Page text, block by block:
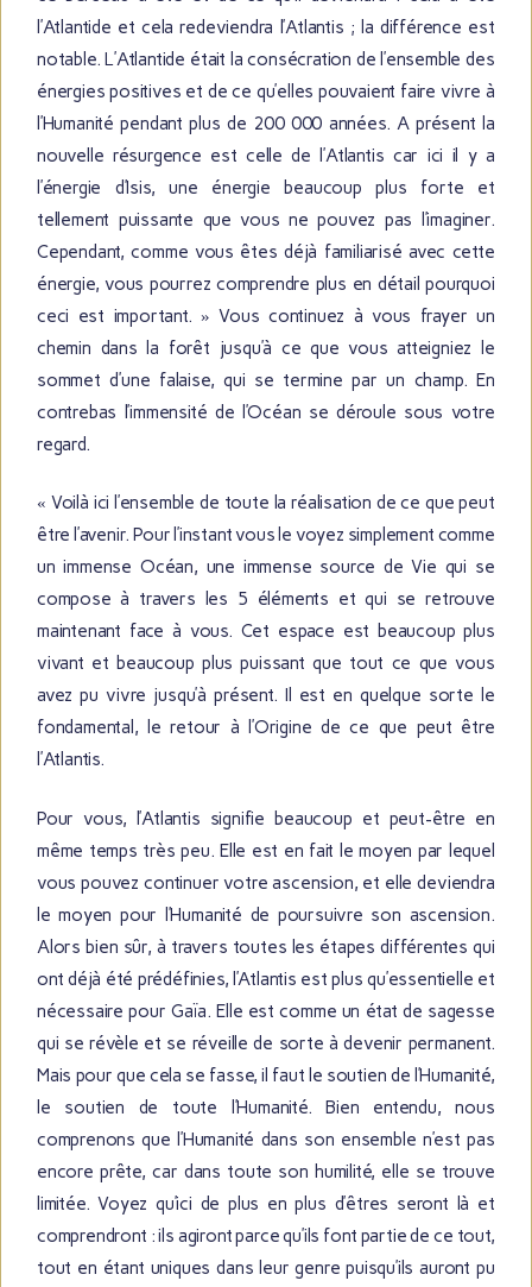
l’Atlantide et cela redeviendra l’Atlantis ; la différence est
notable. L’Atlantide était la consécration de l’ensemble des
énergies positives et de ce qu’elles pouvaient faire vivre à
l’Humanité pendant plus de 200 000 années. A présent la
nouvelle résurgence est celle de l’Atlantis car ici il y a
l’énergie d’Isis, une énergie beaucoup plus forte et
tellement puissante que vous ne pouvez pas l’imaginer.
Cependant, comme vous êtes déjà familiarisé avec cette
énergie, vous pourrez comprendre plus en détail pourquoi
ceci est important. » Vous continuez à vous frayer un
chemin dans la forêt jusqu’à ce que vous atteigniez le
sommet d’une falaise, qui se termine par un champ. En
contrebas l’immensité de l’Océan se déroule sous votre
regard.
« Voilà ici l’ensemble de toute la réalisation de ce que peut
être l’avenir. Pour l’instant vous le voyez simplement comme
un immense Océan, une immense source de Vie qui se
compose à travers les 5 éléments et qui se retrouve
maintenant face à vous. Cet espace est beaucoup plus
vivant et beaucoup plus puissant que tout ce que vous
avez pu vivre jusqu’à présent. Il est en quelque sorte le
fondamental, le retour à l’Origine de ce que peut être
l’Atlantis.
Pour vous, l’Atlantis signifie beaucoup et peut-être en
même temps très peu. Elle est en fait le moyen par lequel
vous pouvez continuer votre ascension, et elle deviendra
le moyen pour l’Humanité de poursuivre son ascension.
Alors bien sûr, à travers toutes les étapes différentes qui
ont déjà été prédéfinies, l’Atlantis est plus qu’essentielle et
nécessaire pour Gaïa. Elle est comme un état de sagesse
qui se révèle et se réveille de sorte à devenir permanent.
Mais pour que cela se fasse, il faut le soutien de l’Humanité,
le soutien de toute l’Humanité. Bien entendu, nous
comprenons que l’Humanité dans son ensemble n’est pas
encore prête, car dans toute son humilité, elle se trouve
limitée. Voyez qu’ici de plus en plus d’êtres seront là et
comprendront : ils agiront parce qu’ils font partie de ce tout,
tout en étant uniques dans leur genre puisqu’ils auront pu